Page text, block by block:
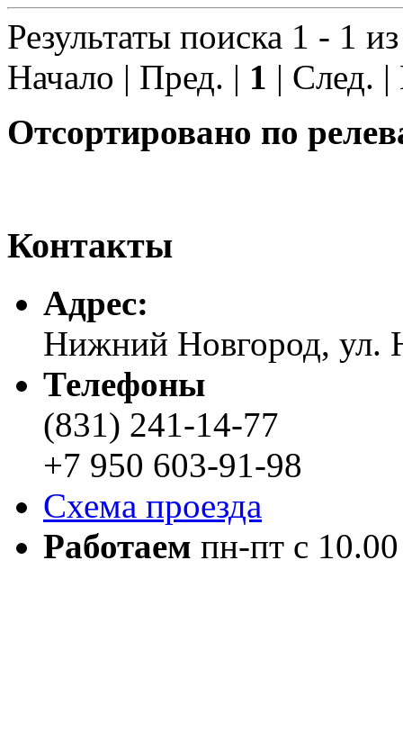
Результаты поиска 1 - 1
Начало | Пред. | 1 | След.
Отсортировано по
Контакты
Адреc:
Нижний Новгород, ул.
Телефоны
(831) 241-14-77
+7 950 603-91-98
Схема проезда
Работаем пн-пт с